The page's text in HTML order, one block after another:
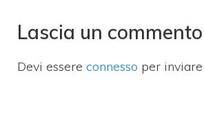
Lascia un commento
Devi essere connesso per